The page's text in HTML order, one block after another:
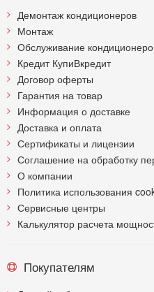
Демонтаж кондиционеров
Монтаж
Обслуживание
Кредит КупиВкредит
Договор оферты
Гарантия на товар
Информация о доставке
Доставка и оплата
Сертификаты и лицензии
Соглашение на обработку
О компании
Политика использования
Сервисные центры
Калькулятор расчета
Покупателям